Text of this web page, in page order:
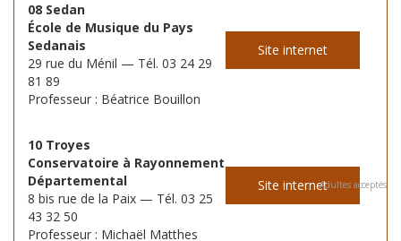
Site internet
08 Sedan
École de Musique du Pays
Sedanais
29 rue du Ménil — Tél. 03 24 29
81 89
Professeur : Béatrice Bouillon
Site internet
10 Troyes
Conservatoire à Rayonnement
Départemental
8 bis rue de la Paix — Tél. 03 25
43 32 50
Professeur : Michaël Matthes
Adultes acceptés